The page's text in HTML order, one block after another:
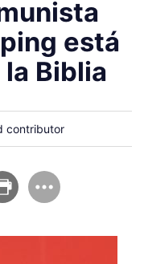
está
Biblia
contributor